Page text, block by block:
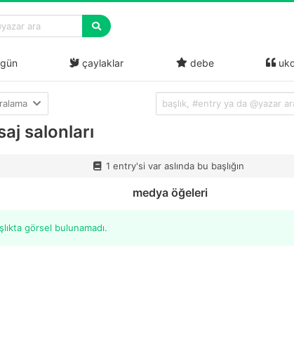
çaylaklar debe
salonları
1 entry'si var aslında bu başlığın
medya öğeleri
görsel bulunamadı.